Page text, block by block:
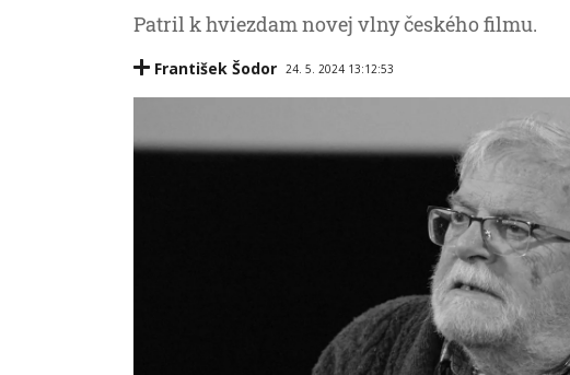
Patril k hviezdam novej vlny českého filmu.
František Šodor 24. 5. 2024 13:12:53